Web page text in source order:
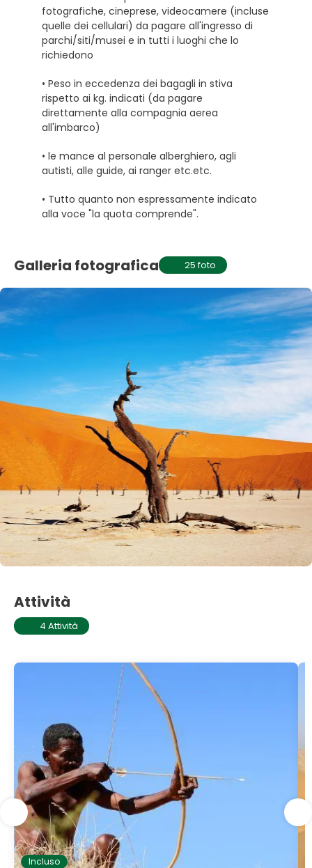
fotografiche, cineprese, videocamere (incluse
quelle dei cellulari) da pagare all'ingresso di
parchi/siti/musei e in tutti i luoghi che lo
richiedono
• Peso in eccedenza dei bagagli in stiva
rispetto ai kg. indicati (da pagare
direttamente alla compagnia aerea
all'imbarco)
• le mance al personale alberghiero, agli
autisti, alle guide, ai ranger etc.etc.
• Tutto quanto non espressamente indicato
alla voce "la quota comprende".
Galleria fotografica 25 foto
Attività
4 Attività
Incluso